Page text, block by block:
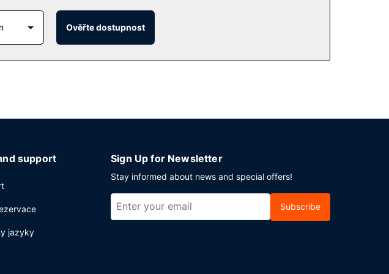
a mořských plodů. Dostanete-li hlad, můžete také využít 24hodinovou
u svého oblíbeného nápoje, navštivte bar/salonek.
Ověřte dostupnost
support
jazyky
Sign Up for Newsletter
Stay informed about news and special offers!
Subscribe